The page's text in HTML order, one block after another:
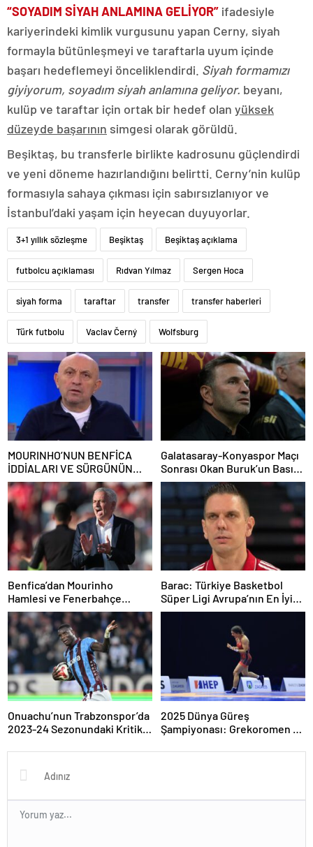
“SOYADIM SİYAH ANLAMINA GELİYOR” ifadesiyle
kariyerindeki kimlik vurgusunu yapan Cerny, siyah
formayla bütünleşmeyi ve taraftarla uyum içinde
başarı hedeflemeyi önceliklendirdi. Siyah formamızı
giyiyorum, soyadım siyah anlamına geliyor. beyanı,
kulüp ve taraftar için ortak bir hedef olan yüksek
düzeyde başarının simgesi olarak görüldü.
Beşiktaş, bu transferle birlikte kadrosunu güçlendirdi
ve yeni döneme hazırlandığını belirtti. Cerny’nin kulüp
formasıyla sahaya çıkması için sabırsızlanıyor ve
İstanbul’daki yaşam için heyecan duyuyorlar.
3+1 yıllık sözleşme Beşiktaş Beşiktaş açıklama
futbolcu açıklaması Rıdvan Yılmaz Sergen Hoca
siyah forma taraftar transfer transfer haberleri
Türk futbolu Vaclav Černý Wolfsburg
MOURINHO’NUN BENFİCA
İDDİALARI VE SÜRGÜNÜN
ARDINDAN FENERBAHÇE’YE
DÖNÜŞÜNÜN GÖRÜŞLERİ
Galatasaray-Konyaspor Maçı
Sonrası Okan Buruk’un Basın
Toplantısı Özeti
Benfica’dan Mourinho
Hamlesi ve Fenerbahçe
Gündeminde Gizli Temaslar
Barac: Türkiye Basketbol
Süper Ligi Avrupa’nın En İyi
Ligi Olma Yolunda
Onuachu’nun Trabzonspor’da
2023-24 Sezonundaki Kritik
2025 Dünya Güreş
Şampiyonası: Grekoromen ve
Güzergahı Şekillenen Zirve